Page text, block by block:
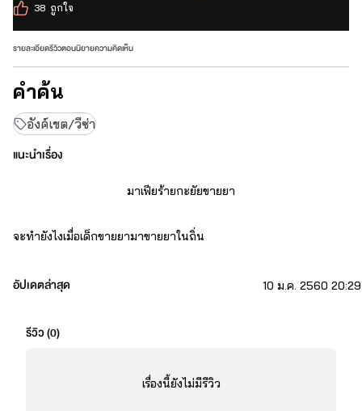
ถูกใจ
38
รายละเอียดรีวิวตอนนิยายความคิดเห็น
คำค้น
อังค์เขต/วีซ่า
แนะนำเรื่อง
มาเฟียร้ายกะยัยขายยา
จะทำยังไงเมื่อเด็กขายยามาขายยาในถิ่น
นิสัย โหด ฉลาด................     สิ่งที่ชอบ  ปืน การต่อสู่
อัปเดตล่าสุด 10 ม.ค. 2560
รีวิว (0)
เรื่องนี้ยังไม่มีรีวิว